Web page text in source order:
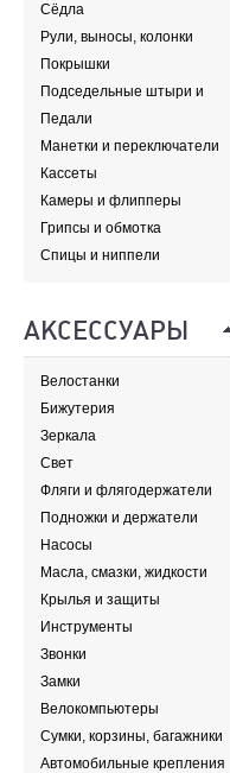
Сёдла
Рули, выносы, колонки
Покрышки
Подседельные штыри и
хомуты
Педали
Манетки и переключатели
Кассеты
Камеры и флипперы
Грипсы и обмотка
Спицы и ниппели
АКСЕССУАРЫ
Велостанки
Бижутерия
Зеркала
Свет
Фляги и флягодержатели
Подножки и держатели
Насосы
Масла, смазки, жидкости
Крылья и защиты
Инструменты
Звонки
Замки
Велокомпьютеры
Сумки, корзины, багажники
и адаптеры
Автомобильные крепления